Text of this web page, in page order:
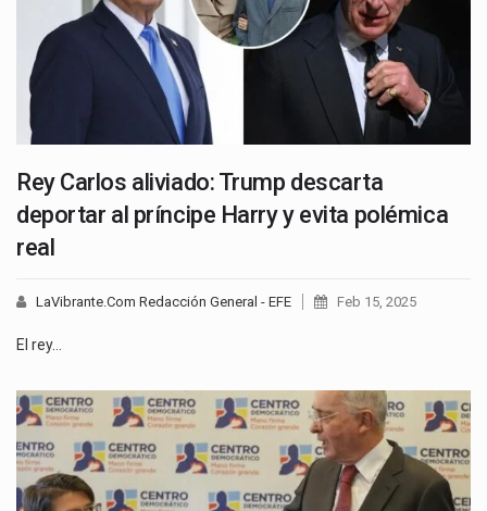
Rey Carlos aliviado: Trump descarta
deportar al príncipe Harry y evita polémica
real
LaVibrante.Com Redacción General - EFE Feb 15, 2025
El rey…